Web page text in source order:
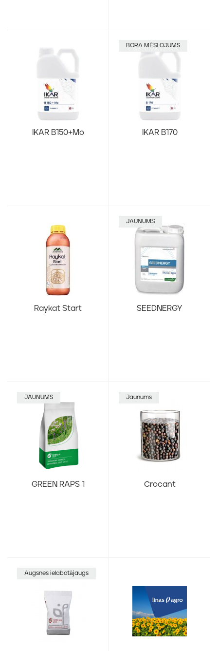
IKAR B150+Mo
BORA MĒSLOJUMS
IKAR B170
Raykat Start
JAUNUMS
SEEDNERGY
JAUNUMS
GREEN RAPS 1
Jaunums
Crocant
Augsnes ielabotājaugs